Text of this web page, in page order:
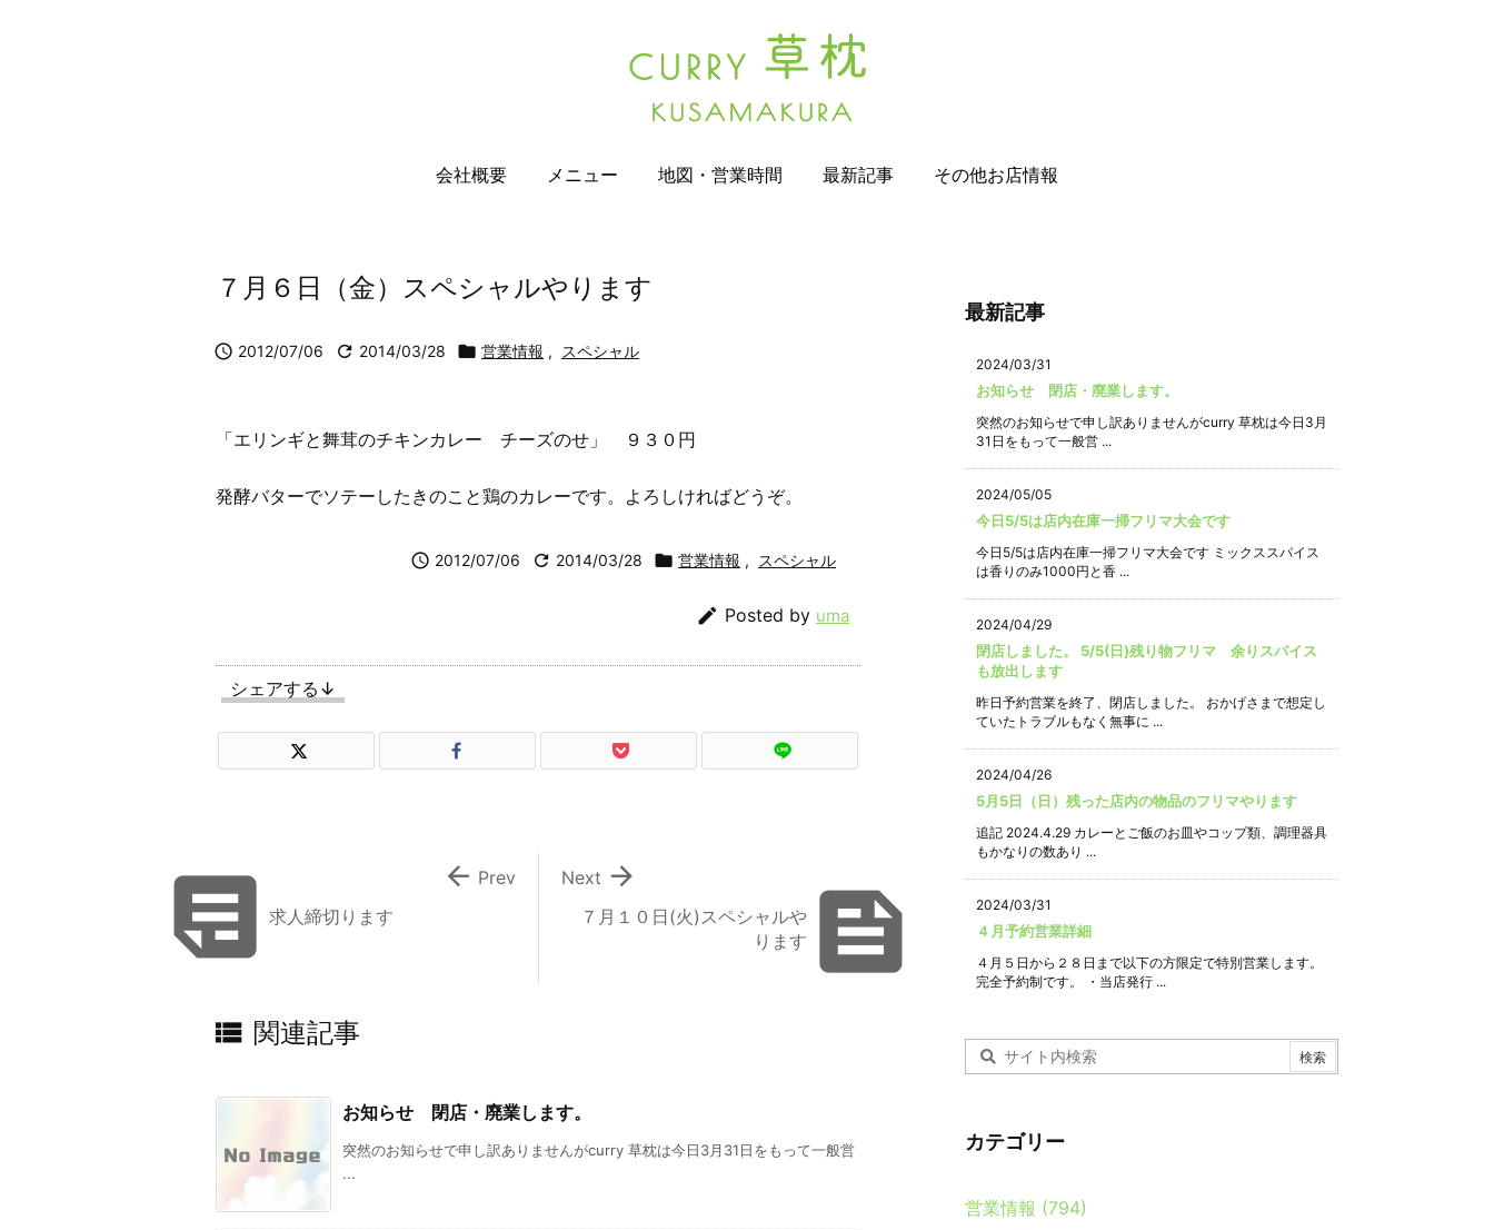
会社概要 メニュー 地図・営業時間 最新記事 その他お店情報
７月６日（金）スペシャルやります
 2012/07/06  2014/03/28  営業情報 , スペシャル
「エリンギと舞茸のチキンカレー チーズのせ」 ９３０円
発酵バターでソテーしたきのこと鶏のカレーです。よろしければどうぞ。
 2012/07/06  2014/03/28  営業情報 , スペシャル
 Posted by uma
シェアする↓

７月１０日(火)スペシャルや
ります

Next
求人締切ります
 Prev
 関連記事
お知らせ 閉店・廃業します。
突然のお知らせで申し訳ありませんがcurry 草枕は今日3月31日をもって一般営
...
最新記事
2024/03/31
お知らせ 閉店・廃業します。
突然のお知らせで申し訳ありませんがcurry 草枕は今日3月
31日をもって一般営 ...
2024/05/05
今日5/5は店内在庫一掃フリマ大会です
今日5/5は店内在庫一掃フリマ大会です ミックススパイス
は香りのみ1000円と香 ...
2024/04/29
閉店しました。 5/5(日)残り物フリマ 余りスパイス
も放出します
昨日予約営業を終了、閉店しました。 おかげさまで想定し
ていたトラブルもなく無事に ...
2024/04/26
5月5日（日）残った店内の物品のフリマやります
追記 2024.4.29 カレーとご飯のお皿やコップ類、調理器具
もかなりの数あり ...
2024/03/31
４月予約営業詳細
４月５日から２８日まで以下の方限定で特別営業します。
完全予約制です。 ・当店発行 ...
カテゴリー
営業情報 (794)